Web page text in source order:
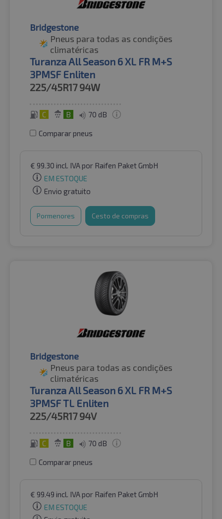
Bridgestone
Pneus para todas as condições
climatéricas
Turanza All Season 6 XL FR M+S
3PMSF Enliten
225/45R17 94W
C B 70 dB
Comparar pneus
€ 99.30 incl. IVApor Raifen Paket GmbH
EM ESTOQUE
Envio gratuito
Pormenores Cesto de compras
Bridgestone
Pneus para todas as condições
climatéricas
Turanza All Season 6 XL FR M+S
3PMSF TL Enliten
225/45R17 94V
C B 70 dB
Comparar pneus
€ 99.49 incl. IVApor Raifen Paket GmbH
EM ESTOQUE